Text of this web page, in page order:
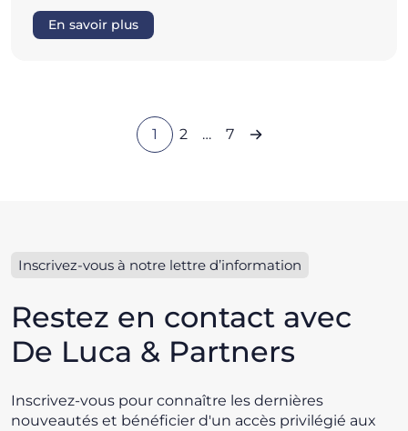
En savoir plus
1 2 … 7
Inscrivez-vous à notre lettre d’information
Restez en contact avec
De Luca & Partners
Inscrivez-vous pour connaître les dernières
nouveautés et bénéficier d'un accès privilégié aux